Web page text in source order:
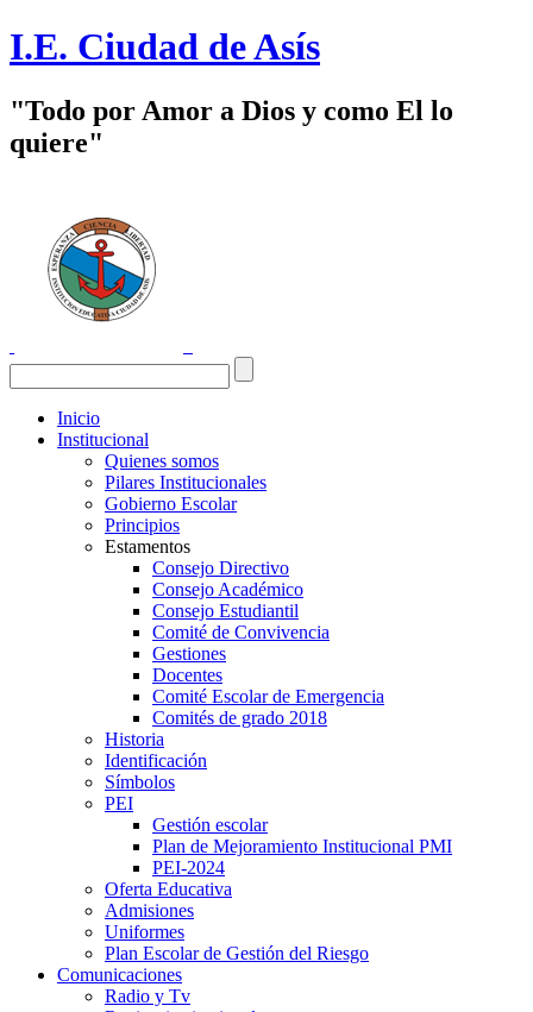
I.E. Ciudad de Asís
"Todo por Amor a Dios y como El lo
quiere"
Inicio
Institucional
Quienes somos
Pilares Institucionales
Gobierno Escolar
Principios
Estamentos
Consejo Directivo
Consejo Académico
Consejo Estudiantil
Comité de Convivencia
Gestiones
Docentes
Comité Escolar de Emergencia
Comités de grado 2018
Historia
Identificación
Símbolos
PEI
Gestión escolar
Plan de Mejoramiento Institucional PMI
PEI-2024
Oferta Educativa
Admisiones
Uniformes
Plan Escolar de Gestión del Riesgo
Comunicaciones
Radio y Tv